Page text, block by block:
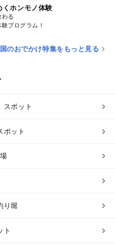
くホンモノ体験
わる
プログラム！
のおでかけ特集をもっと見る
スポット
ポット
り堀
ト